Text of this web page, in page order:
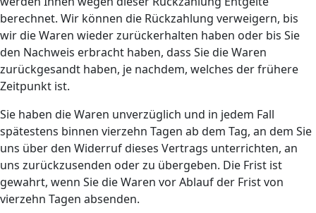
berechnet. Wir können die Rückzahlung verweigern, bis
wir die Waren wieder zurückerhalten haben oder bis Sie
den Nachweis erbracht haben, dass Sie die Waren
zurückgesandt haben, je nachdem, welches der frühere
Zeitpunkt ist.
Sie haben die Waren unverzüglich und in jedem Fall
spätestens binnen vierzehn Tagen ab dem Tag, an dem Sie
uns über den Widerruf dieses Vertrags unterrichten, an
uns zurückzusenden oder zu übergeben. Die Frist ist
gewahrt, wenn Sie die Waren vor Ablauf der Frist von
vierzehn Tagen absenden.